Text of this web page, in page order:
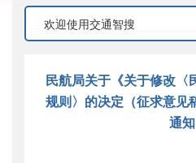
民航局关于《关于修改〈
规则〉的决定（征求意见
通知